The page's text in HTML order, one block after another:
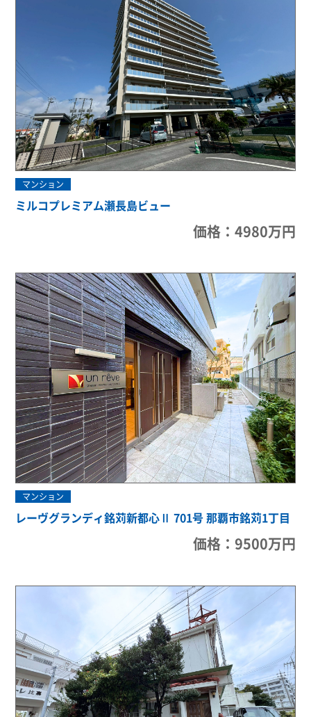
マンション
ミルコプレミアム瀬長島ビュー
価格：4980万円
マンション
レーヴグランディ銘苅新都心Ⅱ 701号 那覇市銘苅1丁目
価格：9500万円